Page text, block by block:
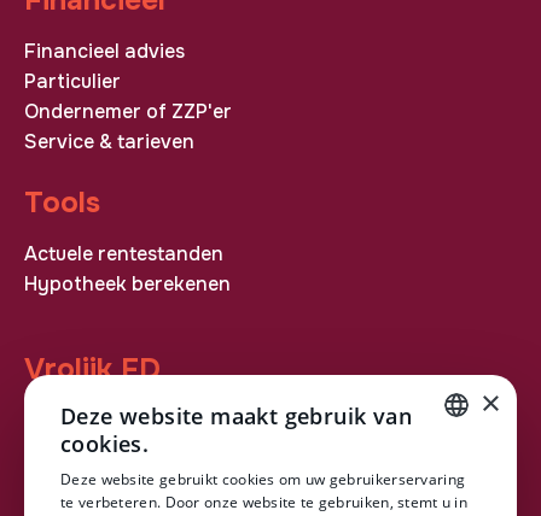
Financieel advies
Particulier
Ondernemer of ZZP'er
Service & tarieven
Tools
Actuele rentestanden
Hypotheek berekenen
Vrolijk FD
ASN Bank
Over ons
Downloads
Contact
DUTCH
×
Deze website maakt gebruik van
cookies.
Deze website gebruikt cookies om uw gebruikerservaring
te verbeteren. Door onze website te gebruiken, stemt u in